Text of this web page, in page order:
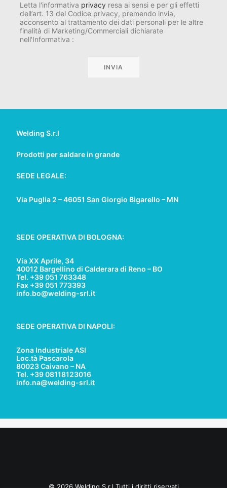
Letta l'informativa privacy resa ai sensi e per gli effetti
dell’art. 13 del Codice privacy, premendo invia,
acconsento al trattamento dei dati personali per le altre
finalità di Marketing/Commerciali dichiarate
nell'Informativa :
Welding S.r.l
Prodotti per saldare in grande
SEDE LEGALE:
Via Puglia 2 – 46051 San Giorgio Bigarello – MN
SEDE OPERATIVA DI BOLOGNA:
Via XX Aprile, 34
40012 Bargellino di Calderara di Reno – BO
Tel. +39 051 763348
Fax +39 051 773393
info.bo@welding-srl.it
SEDE OPERATIVA DI NAPOLI:
Zona Industriale ASI
Loc.tà Pascarola
80023 Caivano – NA
Tel. +39 08118123016
info.na@welding-srl.it